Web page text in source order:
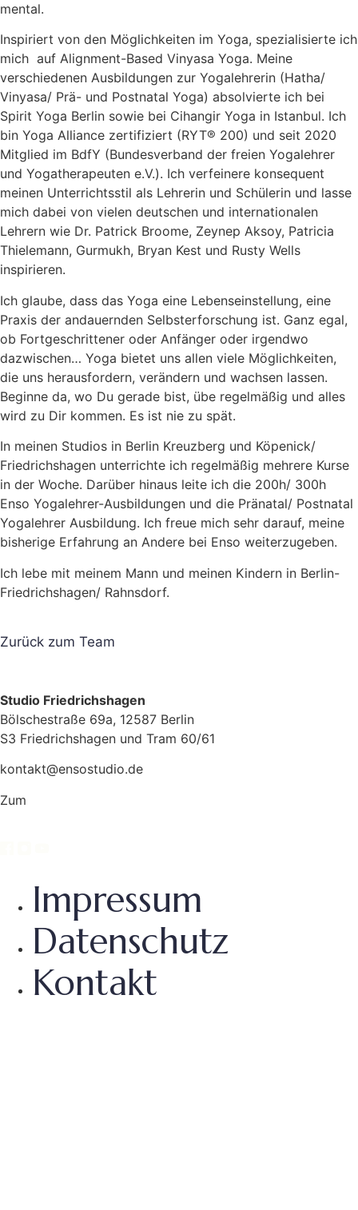
mental.
Inspiriert von den Möglichkeiten im Yoga, spezialisierte ich
mich auf Alignment-Based Vinyasa Yoga. Meine
verschiedenen Ausbildungen zur Yogalehrerin (Hatha/
Vinyasa/ Prä- und Postnatal Yoga) absolvierte ich bei
Spirit Yoga Berlin sowie bei Cihangir Yoga in Istanbul. Ich
bin Yoga Alliance zertifiziert (RYT® 200) und seit 2020
Mitglied im BdfY (Bundesverband der freien Yogalehrer
und Yogatherapeuten e.V.). Ich verfeinere konsequent
meinen Unterrichtsstil als Lehrerin und Schülerin und lasse
mich dabei von vielen deutschen und internationalen
Lehrern wie Dr. Patrick Broome, Zeynep Aksoy, Patricia
Thielemann, Gurmukh, Bryan Kest und Rusty Wells
inspirieren.
Ich glaube, dass das Yoga eine Lebenseinstellung, eine
Praxis der andauernden Selbsterforschung ist. Ganz egal,
ob Fortgeschrittener oder Anfänger oder irgendwo
dazwischen… Yoga bietet uns allen viele Möglichkeiten,
die uns herausfordern, verändern und wachsen lassen.
Beginne da, wo Du gerade bist, übe regelmäßig und alles
wird zu Dir kommen. Es ist nie zu spät.
In meinen Studios in Berlin Kreuzberg und Köpenick/
Friedrichshagen unterrichte ich regelmäßig mehrere Kurse
in der Woche. Darüber hinaus leite ich die 200h/ 300h
Enso Yogalehrer-Ausbildungen und die Pränatal/ Postnatal
Yogalehrer Ausbildung. Ich freue mich sehr darauf, meine
bisherige Erfahrung an Andere bei Enso weiterzugeben.
Ich lebe mit meinem Mann und meinen Kindern in Berlin-
Friedrichshagen/ Rahnsdorf.
Zurück zum Team
Studio Friedrichshagen
Bölschestraße 69a, 12587 Berlin
S3 Friedrichshagen und Tram 60/61
kontakt@ensostudio.de
Zum
Impressum
Datenschutz
Kontakt